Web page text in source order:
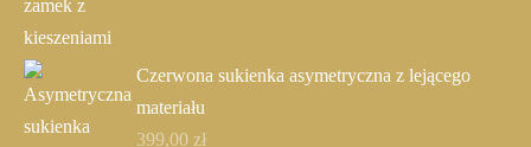
Czerwona sukienka asymetryczna z lejącego
materiału
399,00 zł